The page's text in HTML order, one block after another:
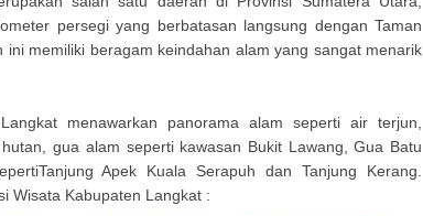
persegi yang berbatasan langsung dengan Taman
memiliki beragam keindahan alam yang sangat menarik
menawarkan panorama alam seperti air terjun,
gua alam seperti kawasan Bukit Lawang, Gua Batu
Apek Kuala Serapuh dan Tanjung Kerang.
Wisata Kabupaten Langkat :